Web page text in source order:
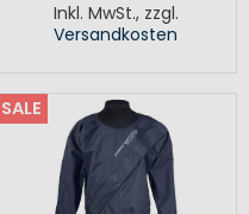
Inkl. MwSt., zzgl.
Versandkosten
SALE